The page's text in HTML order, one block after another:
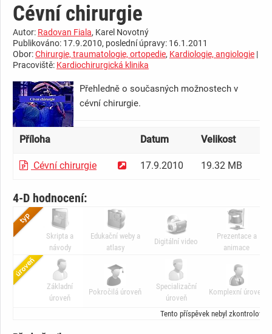
Cévní chirurgie
Autor: Radovan Fiala, Karel Novotný
Publikováno: 17.9.2010, poslední úpravy: 16.1.2011
Obor:Chirurgie, traumatologie, ortopedie, Kardiologie, angiologie |
Pracoviště: Kardiochirurgická klinika
Přehledně o současných možnostech v
cévní chirurgie.
Příloha Datum Velikost
Cévní chirurgie 17.9.2010 19.32 MB
4-D hodnocení:
Skripta a
návody
Edukační weby a
atlasy
Digitální video
Prezentace a
animace
Základní
úroveň
Pokročilá úroveň
Specializační
úroveň
Komplexní úroveň
Tento příspěvek nebyl